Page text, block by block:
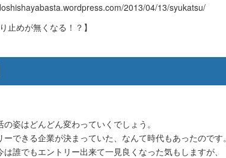
2013/04/13/syukatsu/
姿はどんどん変わっていくでしょう。
できる企業が決まっていた、なんて時代もあったのです。
誰でもエントリー出来て一見良くなった気もしますが、